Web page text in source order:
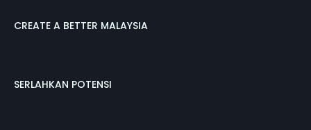
CREATE A BETTER MALAYSIA
SERLAHKAN POTENSI